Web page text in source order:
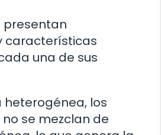
presentan
características
una de sus
heterogénea, los
se mezclan de